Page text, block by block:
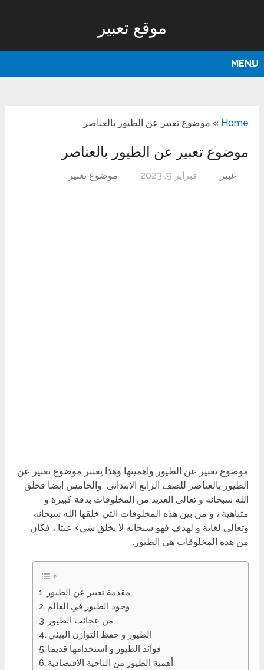
موقع تعبير
MENU
Home
» موضوع تعبير عن الطيور بالعناصر
موضوع تعبير عن الطيور بالعناصر
عبير فبراير 9, 2023 موضوع تعبير
موضوع تعبير عن الطيور واهميتها وهذا يعتبر موضوع تعبير عن
الطيور بالعناصر للصف الرابع الابتدائى والخامس ايضا فخلق
الله سبحانه و تعالى العديد من المخلوقات بدقة كبيرة و
متناهية ، و من بين هذه المخلوقات التي خلقها الله سبحانه
وتعالى لغاية و لهدف فهو سبحانه لا يخلق شيء عبثا ، فكان
من هذه المخلوقات هى الطيور.
مقدمة تعبير عن الطيور
وجود الطيور في العالم
من عجائب الطيور
الطيور و حفظ التوازن البيئي
فوائد الطيور و استخدامها قديما
أهمية الطيور من الناحية الاقتصادية